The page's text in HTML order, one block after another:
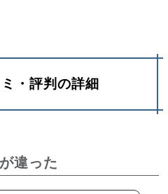
・評判の詳細
違った